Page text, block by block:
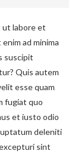
ut labore et
ad minima
suscipit
Quis autem
esse quam
fugiat quo
et iusto odio
deleniti
sint